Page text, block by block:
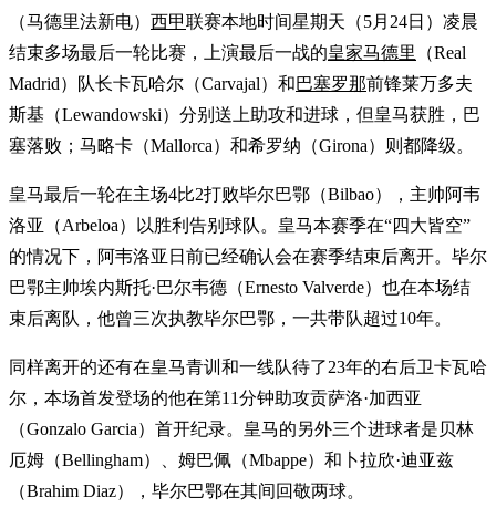
（马德里法新电） 西甲联赛本地时间星期天（5月24日）凌晨
结束多场最后一轮比赛，上演最后一战的皇家马德里
（Real
Madrid）队长卡瓦哈尔（Carvajal）和巴塞罗那前锋莱万多夫
斯基（Lewandowski）分别送上助攻和进球，但皇马获胜，巴
塞落败；马略卡（Mallorca）和希罗纳（Girona）则都降级。
皇马最后一轮在主场4比2打败毕尔巴鄂（Bilbao），主帅阿韦
洛亚（Arbeloa）以胜利告别球队。皇马本赛季在“四大皆空”
的情况下，阿韦洛亚日前已经确认会在赛季结束后离开。毕尔
巴鄂主帅埃内斯托·巴尔韦德（Ernesto Valverde）也在本场结
束后离队，他曾三次执教毕尔巴鄂，一共带队超过10年。
同样离开的还有在皇马青训和一线队待了23年的右后卫卡瓦哈
尔，本场首发登场的他在第11分钟助攻贡萨洛·加西亚
（Gonzalo Garcia）首开纪录。皇马的另外三个进球者是贝林
厄姆（Bellingham）、姆巴佩（Mbappe）和卜拉欣·迪亚兹
（Brahim Diaz），毕尔巴鄂在其间回敬两球。